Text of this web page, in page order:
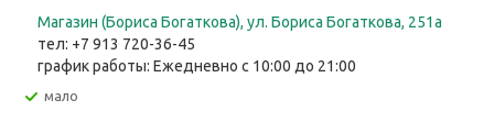
Магазин (Бориса Богаткова), ул. Бориса Богаткова, 251а
тел: +7 913 720-36-45
график работы: Ежедневно с 10:00 до 21:00
Мало